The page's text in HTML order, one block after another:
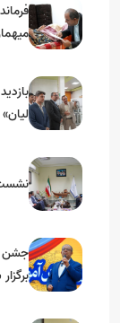
لیان»
نشست
جشن